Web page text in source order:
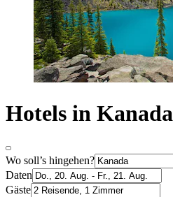
Hotels in Kanada
Wo soll’s hingehen?
Daten
Gäste